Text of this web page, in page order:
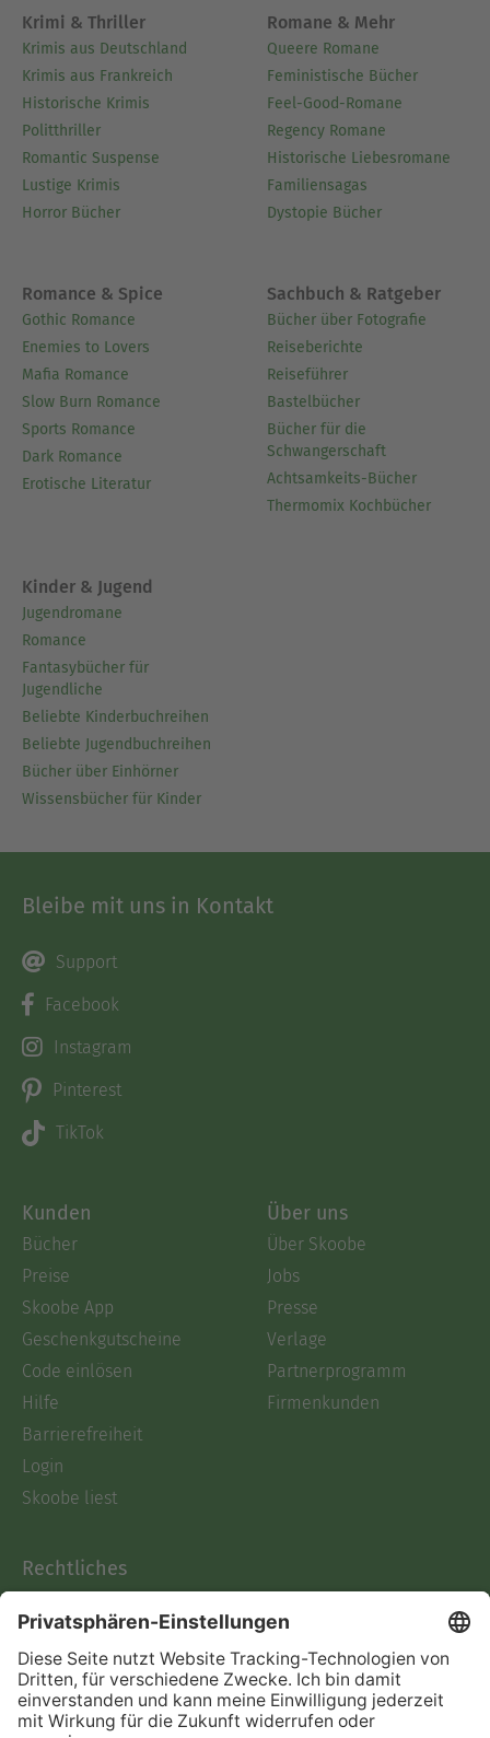
Krimi & Thriller
Krimis aus Deutschland
Krimis aus Frankreich
Historische Krimis
Politthriller
Romantic Suspense
Lustige Krimis
Horror Bücher
Romane & Mehr
Queere Romane
Feministische Bücher
Feel-Good-Romane
Regency Romane
Historische Liebesromane
Familiensagas
Dystopie Bücher
Romance & Spice
Gothic Romance
Enemies to Lovers
Mafia Romance
Slow Burn Romance
Sports Romance
Dark Romance
Erotische Literatur
Sachbuch & Ratgeber
Bücher über Fotografie
Reiseberichte
Reiseführer
Bastelbücher
Bücher für die
Schwangerschaft
Achtsamkeits-Bücher
Thermomix Kochbücher
Kinder & Jugend
Jugendromane
Romance
Fantasybücher für
Jugendliche
Beliebte Kinderbuchreihen
Beliebte Jugendbuchreihen
Bücher über Einhörner
Wissensbücher für Kinder
Bleibe mit uns in Kontakt
Support
Facebook
Instagram
Pinterest
TikTok
Kunden
Bücher
Preise
Skoobe App
Geschenkgutscheine
Code einlösen
Hilfe
Barrierefreiheit
Login
Skoobe liest
Über uns
Über Skoobe
Jobs
Presse
Verlage
Partnerprogramm
Firmenkunden
Rechtliches
AGB
Informationen nach Data
Act
Verträge hier kündigen